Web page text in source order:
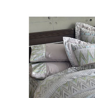
請求用戶進行身份認證。
５．嚴禁一人註冊多個帳號或
恩沛科技股份有限公司將有權